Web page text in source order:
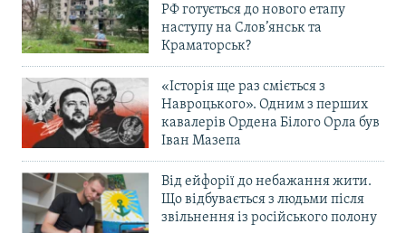
РФ готується до нового етапу
наступу на Слов’янськ та
Краматорськ?
«Історія ще раз сміється з
Навроцького». Одним з перших
кавалерів Ордена Білого Орла був
Іван Мазепа
Від ейфорії до небажання жити.
Що відбувається з людьми після
звільнення із російського полону